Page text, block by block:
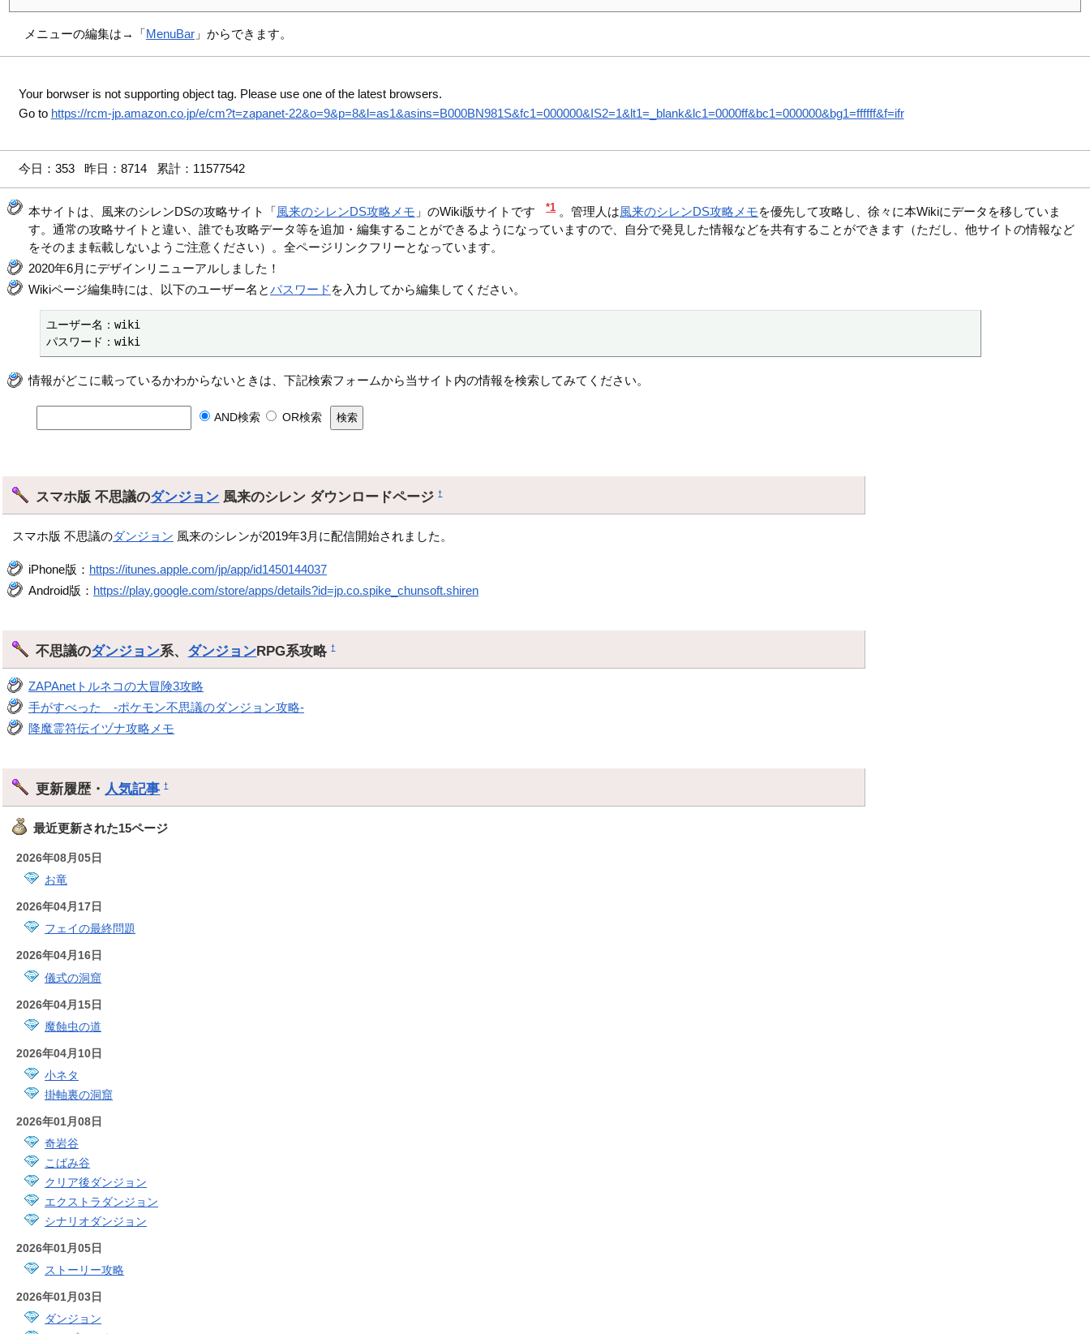
メニューの編集は→「MenuBar 」からできます。
Your borwser is not supporting object tag. Please use one of the latest browsers.
Go to https://rcm-jp.amazon.co.jp/e/cm?t=zapanet-22&o=9&p=8&l=as1&asins=B000BN981S&fc1=000000&IS2=1&lt1=_blank&lc1=0000ff&bc1=000000&bg1=ffffff&f=ifr
今日：353 昨日：8714 累計：11577542
本サイトは、風来のシレンDSの攻略サイト「風来のシレンDS攻略メモ 」のWiki版サイトです *1 。管理人は風来のシレンDS攻略メモを優先して攻略し、徐々に本Wikiにデータを移していま
す。通常の攻略サイトと違い、誰でも攻略データ等を追加・編集することができるようになっていますので、自分で発見した情報などを共有することができます（ただし、他サイトの情報など
をそのまま転載しないようご注意ください）。全ページリンクフリーとなっています。
2020年6月にデザインリニューアルしました！
Wikiページ編集時には、以下のユーザー名とパスワード を入力してから編集してください。
ユーザー名：wiki
パスワード：wiki
情報がどこに載っているかわからないときは、下記検索フォームから当サイト内の情報を検索してみてください。
AND検索 OR検索
スマホ版 不思議のダンジョン 風来のシレン ダウンロードページ†
スマホ版 不思議のダンジョン 風来のシレンが2019年3月に配信開始されました。
iPhone版： https://itunes.apple.com/jp/app/id1450144037
Android版： https://play.google.com/store/apps/details?id=jp.co.spike_chunsoft.shiren
不思議のダンジョン系、 ダンジョンRPG系攻略†
ZAPAnetトルネコの大冒険3攻略
手がすべった -ポケモン不思議のダンジョン攻略-
降魔霊符伝イヅナ攻略メモ
更新履歴・ 人気記事 †
最近更新された15ページ
2026年08月05日
お竜
2026年04月17日
フェイの最終問題
2026年04月16日
儀式の洞窟
2026年04月15日
魔蝕虫の道
2026年04月10日
小ネタ
掛軸裏の洞窟
2026年01月08日
奇岩谷
こばみ谷
クリア後ダンジョン
エクストラダンジョン
シナリオダンジョン
2026年01月05日
ストーリー攻略
2026年01月03日
ダンジョン